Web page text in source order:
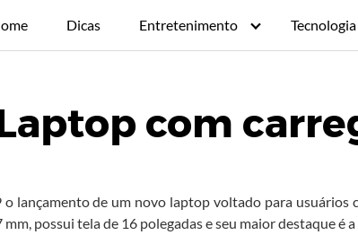
Dicas Entretenimento
com
lançamento de um novo laptop voltado para
possui tela de 16 polegadas e seu maior destaque é